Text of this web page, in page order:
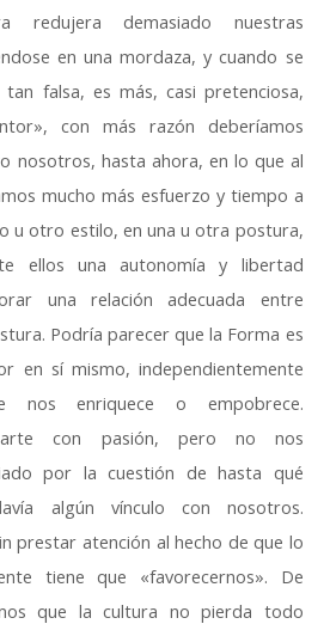
redujera demasiado nuestras
en una mordaza,y cuando se
falsa, es más, casi pretenciosa,
, con más razón deberíamos
nosotros, hasta ahora, en lo que al
mucho más esfuerzo y tiempo a
u otro estilo, en una u otra postura,
ellos una autonomía y libertad
una relación adecuada entre
. Podría parecer que la Forma es
en sí mismo, independientemente
enriquece o empobrece.
con pasión, pero no nos
por la cuestión de hasta qué
algún vínculo con nosotros.
prestar atención al hecho de que lo
tiene que «favorecernos». De
que la cultura no pierda todo